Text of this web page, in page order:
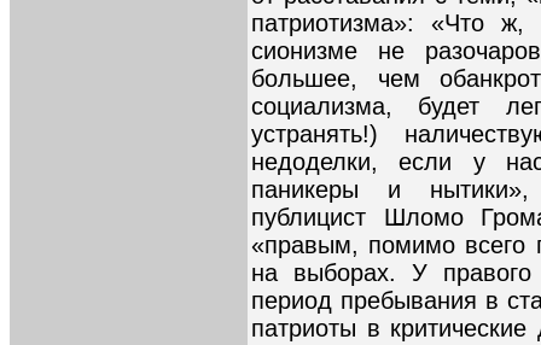
патриотизма»: «Что
сионизме не
большее, чем
социализма, будет
устранять!)
недоделки, если у
паникеры и
публицист Шломо
«правым, помимо всего
на выборах. У
период пребывания в
патриоты в